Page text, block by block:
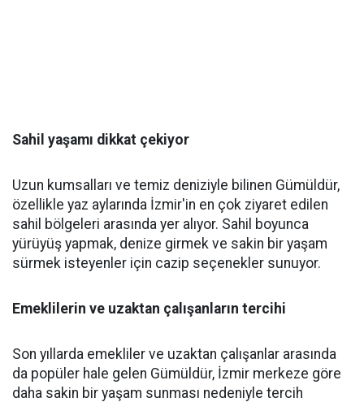
Sahil yaşamı dikkat çekiyor
Uzun kumsalları ve temiz deniziyle bilinen Gümüldür,
özellikle yaz aylarında İzmir'in en çok ziyaret edilen
sahil bölgeleri arasında yer alıyor. Sahil boyunca
yürüyüş yapmak, denize girmek ve sakin bir yaşam
sürmek isteyenler için cazip seçenekler sunuyor.
Emeklilerin ve uzaktan çalışanların tercihi
Son yıllarda emekliler ve uzaktan çalışanlar arasında
da popüler hale gelen Gümüldür, İzmir merkeze göre
daha sakin bir yaşam sunması nedeniyle tercih